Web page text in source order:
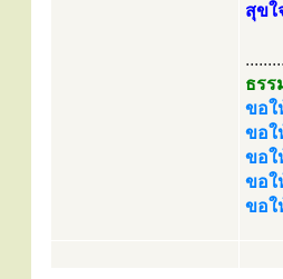
สุขใ
ธรร
ขอใ
ขอใ
ขอใ
ขอใ
ขอใ